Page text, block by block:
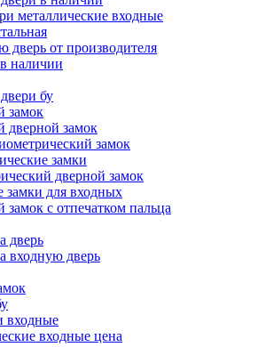
металлические входные
дверь от производителя
наличии
бу
замок
дверной замок
замок
замки
дверной замок
замки для входных
замок с отпечатком пальца
дверь
входную дверь
входные
входные цена